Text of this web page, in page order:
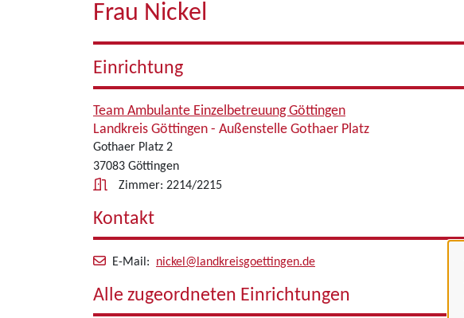
Frau Nickel
Einrichtung
Team Ambulante Einzelbetreuung Göttingen
Landkreis Göttingen - Außenstelle Gothaer Platz
Gothaer Platz 2
37083 Göttingen
Zimmer: 2214/2215
Kontakt
E-Mail: nickel@landkreisgoettingen.de
Alle zugeordneten Einrichtungen